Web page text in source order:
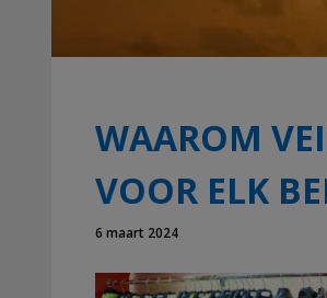
WAAROM
VOOR ELK
6 maart 2024